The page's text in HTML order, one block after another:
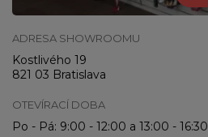
ADRESA SHOWROOMU
Kostlivého 19
821 03 Bratislava
OTEVÍRACÍ DOBA
Po - Pá: 9:00 - 12:00 a 13:00 - 16:30